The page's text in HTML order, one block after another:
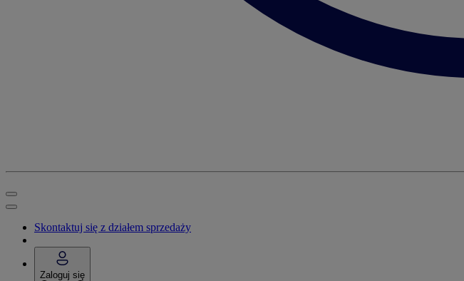
Skontaktuj się z działem sprzedaży
Zaloguj się